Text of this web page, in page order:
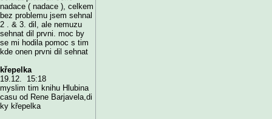
nadace ( nadace ), celkem
bez problemu jsem sehnal
2 . & 3. dil, ale nemuzu
sehnat dil prvni. moc by
se mi hodila pomoc s tim
kde onen prvni dil sehnat
křepelka
19.12. 15:18
myslim tim knihu Hlubina
casu od Rene Barjavela,di
ky křepelka